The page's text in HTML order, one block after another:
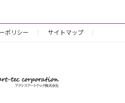
ポリシー サイトマップ